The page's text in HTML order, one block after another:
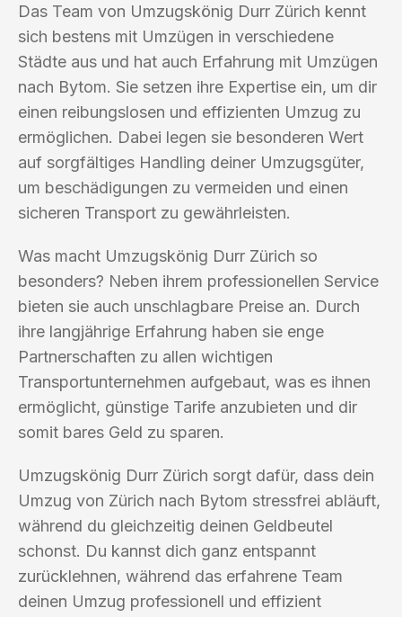
Das Team von Umzugskönig Durr Zürich kennt
sich bestens mit Umzügen in verschiedene
Städte aus und hat auch Erfahrung mit Umzügen
nach Bytom. Sie setzen ihre Expertise ein, um dir
einen reibungslosen und effizienten Umzug zu
ermöglichen. Dabei legen sie besonderen Wert
auf sorgfältiges Handling deiner Umzugsgüter,
um beschädigungen zu vermeiden und einen
sicheren Transport zu gewährleisten.
Was macht Umzugskönig Durr Zürich so
besonders? Neben ihrem professionellen Service
bieten sie auch unschlagbare Preise an. Durch
ihre langjährige Erfahrung haben sie enge
Partnerschaften zu allen wichtigen
Transportunternehmen aufgebaut, was es ihnen
ermöglicht, günstige Tarife anzubieten und dir
somit bares Geld zu sparen.
Umzugskönig Durr Zürich sorgt dafür, dass dein
Umzug von Zürich nach Bytom stressfrei abläuft,
während du gleichzeitig deinen Geldbeutel
schonst. Du kannst dich ganz entspannt
zurücklehnen, während das erfahrene Team
deinen Umzug professionell und effizient